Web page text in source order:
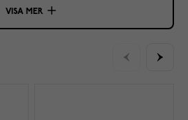
VISA MER